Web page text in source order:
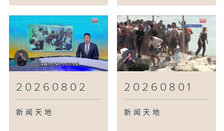
20260802
新闻天地
20260801
新闻天地